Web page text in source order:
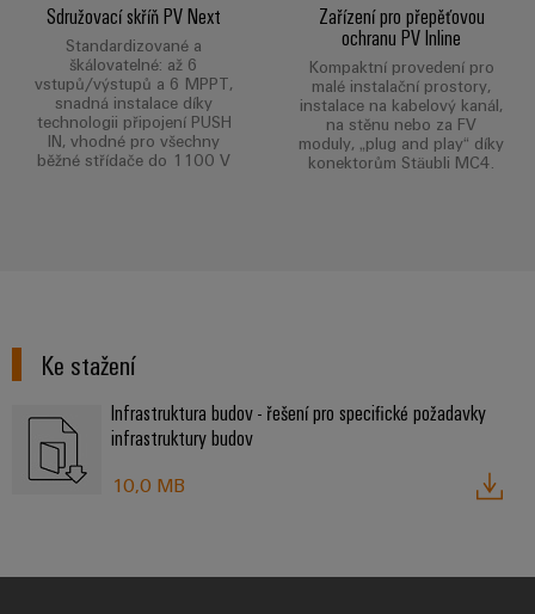
Sdružovací skříň PV Next
Standardizované a
škálovatelné: až 6
vstupů/výstupů a 6 MPPT,
snadná instalace díky
technologii připojení PUSH
IN, vhodné pro všechny
běžné střídače do 1100 V
Zařízení pro přepěťovou
ochranu PV Inline
Kompaktní provedení pro
malé instalační prostory,
instalace na kabelový kanál,
na stěnu nebo za FV
moduly, „plug and play“ díky
konektorům Stäubli MC4.
Ke stažení
Infrastruktura budov - řešení pro specifické požadavky
infrastruktury budov
10,0 MB